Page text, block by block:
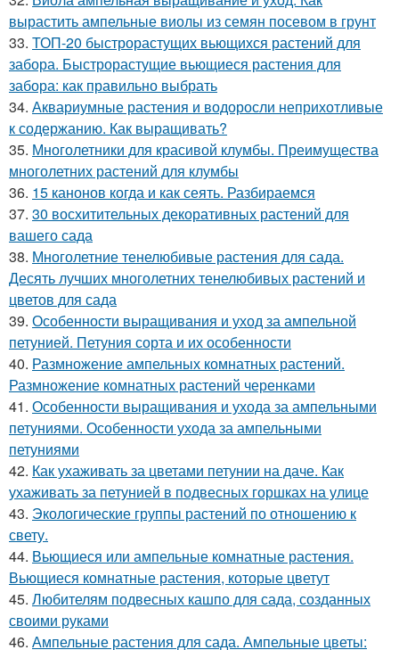
вырастить ампельные виолы из семян посевом в грунт
33. ТОП-20 быстрорастущих вьющихся растений для
забора. Быстрорастущие вьющиеся растения для
забора: как правильно выбрать
34. Аквариумные растения и водоросли неприхотливые
к содержанию. Как выращивать?
35. Многолетники для красивой клумбы. Преимущества
многолетних растений для клумбы
36. 15 канонов когда и как сеять. Разбираемся
37. 30 восхитительных декоративных растений для
вашего сада
38. Многолетние тенелюбивые растения для сада.
Десять лучших многолетних тенелюбивых растений и
цветов для сада
39. Особенности выращивания и уход за ампельной
петунией. Петуния сорта и их особенности
40. Размножение ампельных комнатных растений.
Размножение комнатных растений черенками
41. Особенности выращивания и ухода за ампельными
петуниями. Особенности ухода за ампельными
петуниями
42. Как ухаживать за цветами петунии на даче. Как
ухаживать за петунией в подвесных горшках на улице
43. Экологические группы растений по отношению к
свету.
44. Вьющиеся или ампельные комнатные растения.
Вьющиеся комнатные растения, которые цветут
45. Любителям подвесных кашпо для сада, созданных
своими руками
46. Ампельные растения для сада. Ампельные цветы: